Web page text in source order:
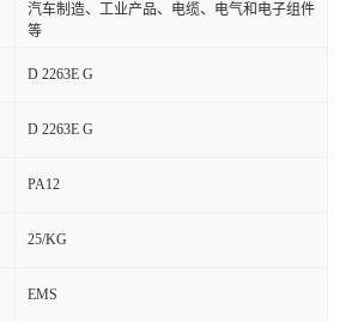
汽车制造、工业产品、电缆、电气和电子组件
等
D 2263E G
D 2263E G
PA12
25/KG
EMS